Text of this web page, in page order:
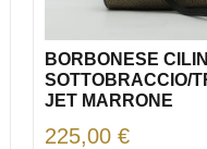
BORBONESE
SOTTOBRACCIO/
JET MARRONE
225,00€